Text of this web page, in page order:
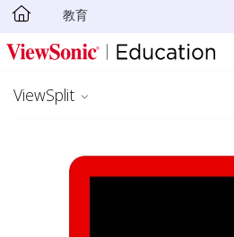
Skip to main content
教育
ViewSplit